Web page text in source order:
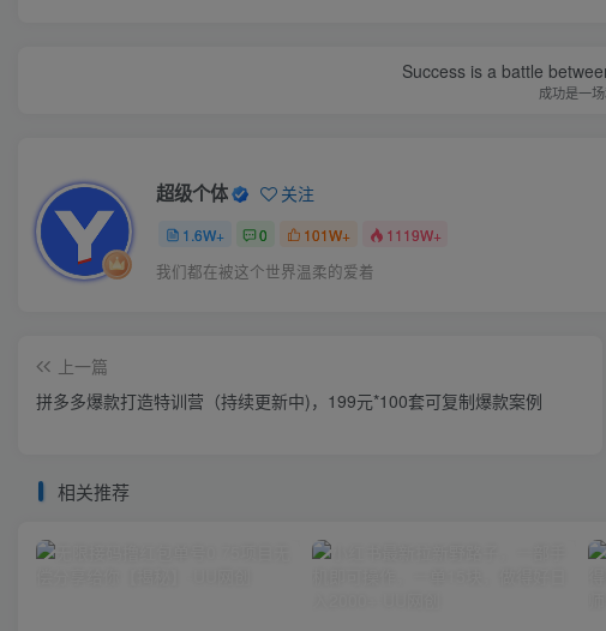
Success is a battle
成功是一
超级个体 关注
1.6W+ 0 101W+ 1119W+
我们都在被这个世界温柔的爱着
上一篇
拼多多爆款打造特训营（持续更新中)，199元*100套可复制爆款案例
相关推荐